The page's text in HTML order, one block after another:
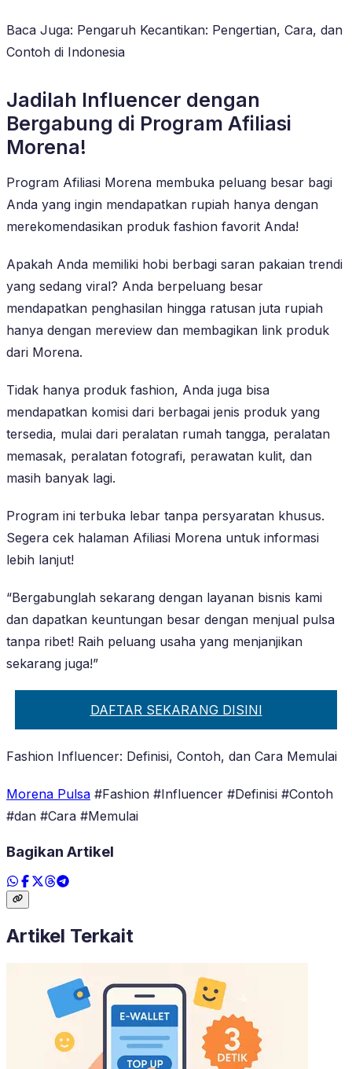
Baca Juga: Pengaruh Kecantikan: Pengertian, Cara, dan
Contoh di Indonesia
Jadilah Influencer dengan
Bergabung di Program Afiliasi
Morena!
Program Afiliasi Morena membuka peluang besar bagi
Anda yang ingin mendapatkan rupiah hanya dengan
merekomendasikan produk fashion favorit Anda!
Apakah Anda memiliki hobi berbagi saran pakaian trendi
yang sedang viral? Anda berpeluang besar
mendapatkan penghasilan hingga ratusan juta rupiah
hanya dengan mereview dan membagikan link produk
dari Morena.
Tidak hanya produk fashion, Anda juga bisa
mendapatkan komisi dari berbagai jenis produk yang
tersedia, mulai dari peralatan rumah tangga, peralatan
memasak, peralatan fotografi, perawatan kulit, dan
masih banyak lagi.
Program ini terbuka lebar tanpa persyaratan khusus.
Segera cek halaman Afiliasi Morena untuk informasi
lebih lanjut!
“Bergabunglah sekarang dengan layanan bisnis kami
dan dapatkan keuntungan besar dengan menjual pulsa
tanpa ribet! Raih peluang usaha yang menjanjikan
sekarang juga!”
DAFTAR SEKARANG DISINI
Fashion Influencer: Definisi, Contoh, dan Cara Memulai
Morena Pulsa #Fashion #Influencer #Definisi #Contoh
#dan #Cara #Memulai
Bagikan Artikel
Artikel Terkait